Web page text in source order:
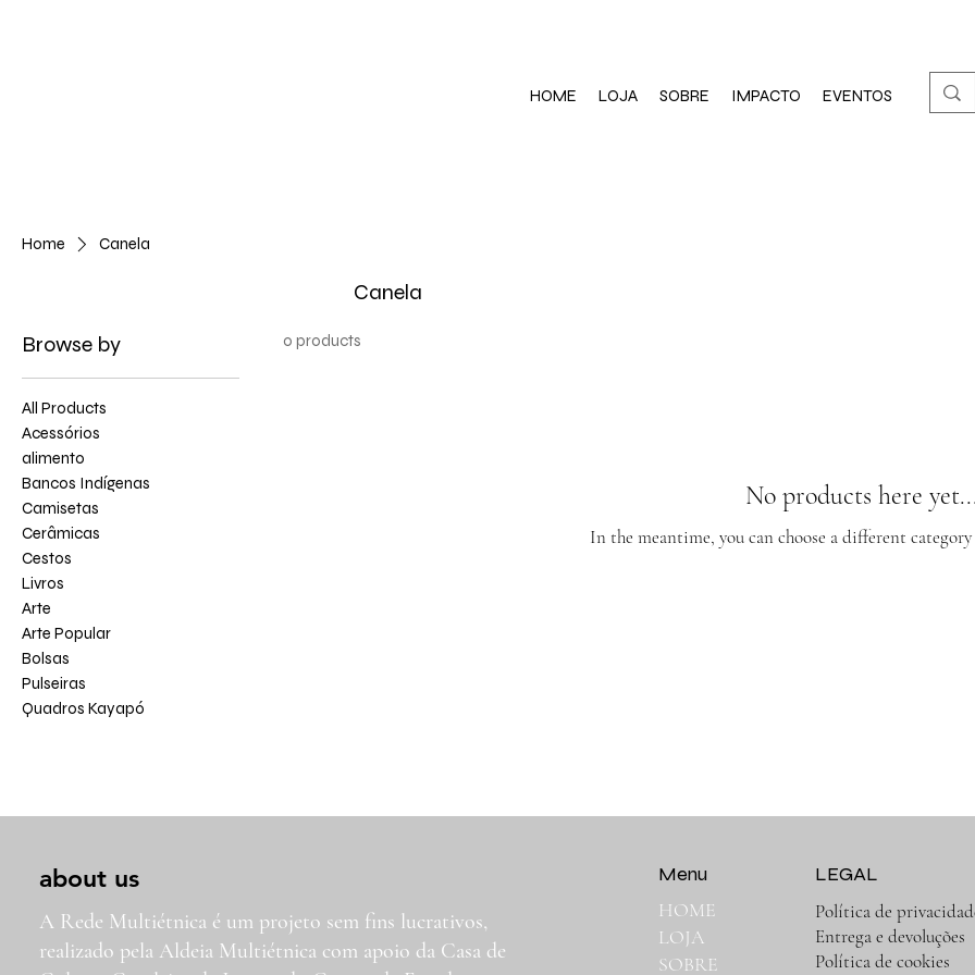
HOME LOJA SOBRE IMPACTO EVENTOS
Home Canela
Canela
Browse by
All Products
Acessórios
alimento
Bancos Indígenas
Camisetas
Cerâmicas
Cestos
Livros
Arte
Arte Popular
Bolsas
Pulseiras
Quadros Kayapó
0 products
No products here
In the meantime, you can choose a different
A Rede Multiétnica é um projeto sem fins lucrativos,
realizado pela Aldeia Multiétnica com apoio da Casa de
about us
HOME
LOJA
SOBRE
Menu
Política de
Entrega e devoluções
Política de cookies
LEGAL